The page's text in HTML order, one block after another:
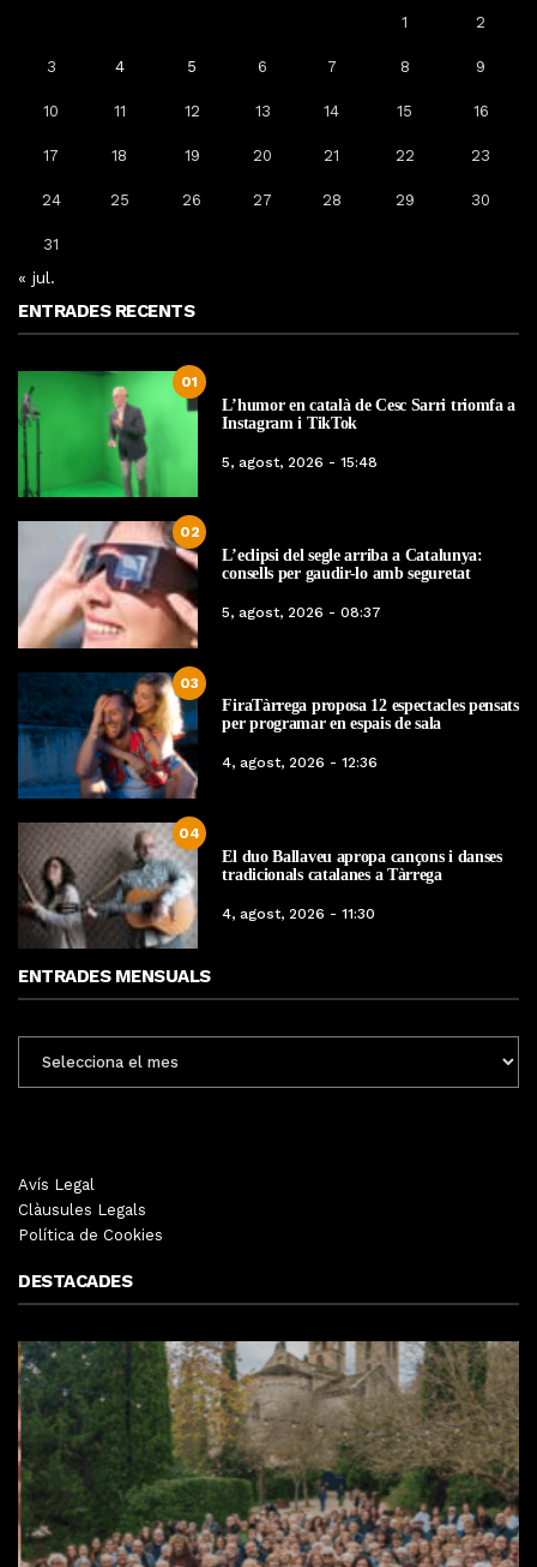
1 2
3 4 5 6 7 8 9
10 11 12 13 14 15 16
17 18 19 20 21 22 23
24 25 26 27 28 29 30
31
« jul.
ENTRADES RECENTS
01
L’humor en català de Cesc Sarri triomfa a
Instagram i TikTok
5, agost, 2026 - 15:48
02
L’eclipsi del segle arriba a Catalunya:
consells per gaudir-lo amb seguretat
5, agost, 2026 - 08:37
03
FiraTàrrega proposa 12 espectacles pensats
per programar en espais de sala
4, agost, 2026 - 12:36
04
El duo Ballaveu apropa cançons i danses
tradicionals catalanes a Tàrrega
4, agost, 2026 - 11:30
ENTRADES MENSUALS
MENSUALS
Avís Legal
Clàusules Legals
Política de Cookies
DESTACADES